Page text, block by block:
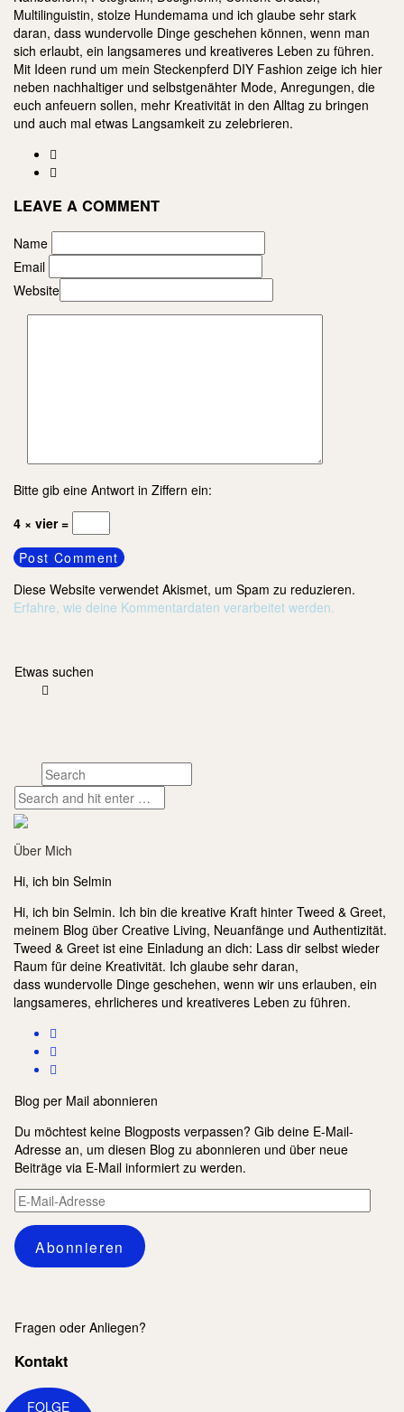
Multilinguistin, stolze Hundemama und ich glaube sehr stark
daran, dass wundervolle Dinge geschehen können, wenn man
sich erlaubt, ein langsameres und kreativeres Leben zu führen.
Mit Ideen rund um mein Steckenpferd DIY Fashion zeige ich hier
neben nachhaltiger und selbstgenähter Mode, Anregungen, die
euch anfeuern sollen, mehr Kreativität in den Alltag zu bringen
und auch mal etwas Langsamkeit zu zelebrieren.
LEAVE A COMMENT
Name
Email
Website
Bitte gib eine Antwort in Ziffern ein:
4 × vier =
Diese Website verwendet Akismet, um Spam zu reduzieren.
Erfahre, wie deine Kommentardaten verarbeitet werden.
Etwas suchen
Über Mich
Hi, ich bin Selmin
Hi, ich bin Selmin. Ich bin die kreative Kraft hinter Tweed & Greet,
meinem Blog über Creative Living, Neuanfänge und Authentizität.
Tweed & Greet ist eine Einladung an dich: Lass dir selbst wieder
Raum für deine Kreativität. Ich glaube sehr daran,
dass wundervolle Dinge geschehen, wenn wir uns erlauben, ein
langsameres, ehrlicheres und kreativeres Leben zu führen.
Blog per Mail abonnieren
Du möchtest keine Blogposts verpassen? Gib deine E-Mail-
Adresse an, um diesen Blog zu abonnieren und über neue
Beiträge via E-Mail informiert zu werden.
E-
Mail-
Adresse
Abonnieren
Fragen oder Anliegen?
Kontakt
FOLGE